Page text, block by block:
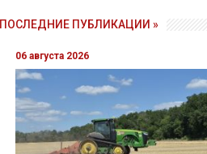
ПОСЛЕДНИЕ ПУБЛИКАЦИИ »
06 августа 2026